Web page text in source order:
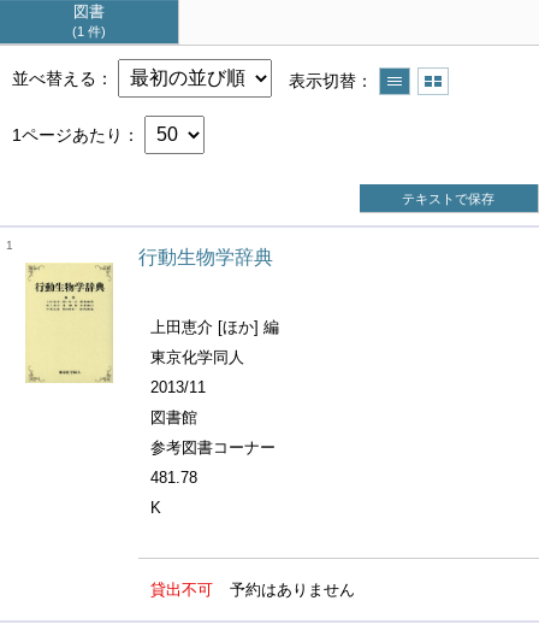
図書
1 件
並べ替える 表示切替
1ページあたり
テキストで保存
1
行動生物学辞典
上田恵介 [ほか] 編
東京化学同人
2013/11
図書館
参考図書コーナー
481.78
K
貸出不可 予約はありません